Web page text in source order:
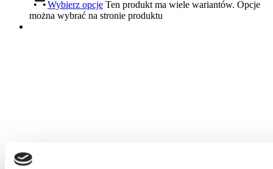
Wybierz opcje Ten produkt ma wiele wariantów. Opcje
można wybrać na stronie produktu